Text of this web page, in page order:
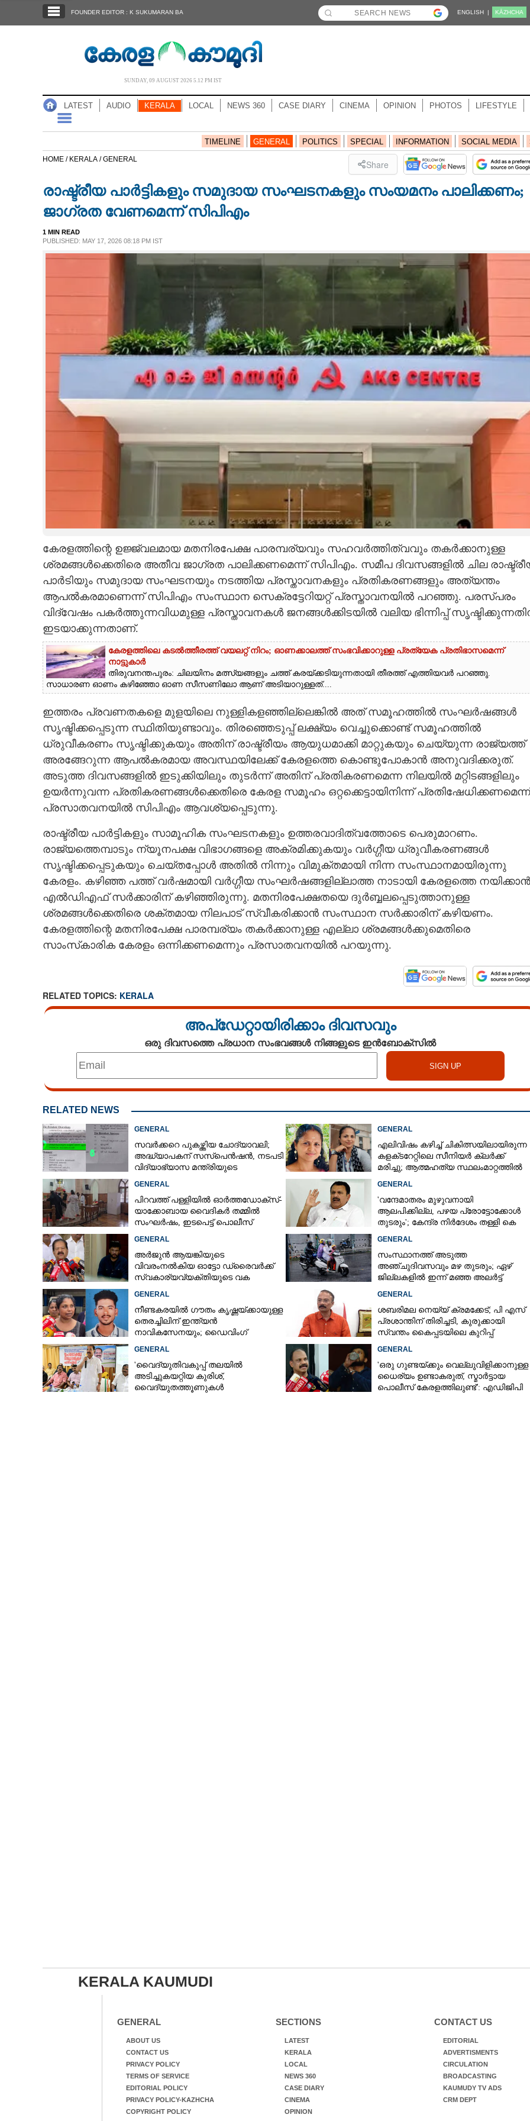
NOTIFIED NEWS
NEWS 360
CASE DIARY
SPIRITUAL
CARTOONS
LITERATURE
CONTACT US
FOUNDER EDITOR : K SUKUMARAN BA ENGLISH | KĀZHCHA
SUNDAY, 09 AUGUST 2026 5.12 PM IST
LATEST AUDIO KERALA LOCAL NEWS 360 CASE DIARY CINEMA OPINION PHOTOS LIFESTYLE
TIMELINE GENERAL POLITICS SPECIAL INFORMATION SOCIAL MEDIA
HOME / KERALA /GENERAL Share
രാഷ്ട്രീയ പാര്‍ട്ടികളും സമുദായ സംഘടനകളും സംയമനം പാലിക്കണം;
ജാഗ്രത വേണമെന്ന് സിപിഎം
1 MIN READ
PUBLISHED: MAY 17, 2026 08:18 PM IST
കേരളത്തിന്റെ ഉജ്ജ്വലമായ മതനിരപേക്ഷ പാരമ്പര്യവും സഹവര്‍ത്തിത്വവും തകര്‍ക്കാനുള്ള
ശ്രമങ്ങള്‍ക്കെതിരെ അതീവ ജാഗ്രത പാലിക്കണമെന്ന് സിപിഎം. സമീപ ദിവസങ്ങളില്‍ ചില
പാര്‍ടിയും സമുദായ സംഘടനയും നടത്തിയ പ്രസ്താവനകളും പ്രതികരണങ്ങളും അത്യന്തം
ആപല്‍കരമാണെന്ന് സിപിഎം സംസ്ഥാന സെക്രട്ടേറിയറ്റ് പ്രസ്താവനയില്‍ പറഞ്ഞു. പരസ്പരം
വിദ്വേഷം പകര്‍ത്തുന്നവിധമുള്ള പ്രസ്താവനകള്‍ ജനങ്ങള്‍ക്കിടയില്‍ വലിയ ഭിന്നിപ്പ്
ഇടയാക്കുന്നതാണ്.
കേരളത്തിലെ കടൽത്തീരത്ത് വയലറ്റ് നിറം; ഓണക്കാലത്ത് സംഭവിക്കാറുള്ള പ്രത്യേക പ്രതിഭാസമെന്ന്
നാട്ടുകാർ
തിരുവനന്തപുരം: ചിലയിനം മത്സ്യങ്ങളും ചത്ത് കരയ്‌ക്കടിയുന്നതായി തീരത്ത് എത്തിയവർ പറഞ്ഞു.
സാധാരണ ഓണം കഴിഞ്ഞോ ഓണ സീസണിലോ ആണ് അടിയാറുള്ളത്....
ഇത്തരം പ്രവണതകളെ മുളയിലെ നുള്ളികളഞ്ഞില്ലെങ്കില്‍ അത് സമൂഹത്തില്‍ സംഘര്‍ഷങ്ങള്‍
സൃഷ്ടിക്കപ്പെടുന്ന സ്ഥിതിയുണ്ടാവും. തിരഞ്ഞെടുപ്പ് ലക്ഷ്യം വെച്ചുക്കൊണ്ട് സമൂഹത്തില്‍
ധ്രുവീകരണം സൃഷ്ടിക്കുകയും അതിന് രാഷ്ട്രീയം ആയുധമാക്കി മാറ്റുകയും ചെയ്യുന്ന രാജ്യത്ത്
അരങ്ങേറുന്ന ആപല്‍കരമായ അവസ്ഥയിലേക്ക് കേരളത്തെ കൊണ്ടുപോകാന്‍ അനുവദിക്കരുത്.
അടുത്ത ദിവസങ്ങളില്‍ ഇടുക്കിയിലും തുടര്‍ന്ന് അതിന് പ്രതികരണമെന്ന നിലയില്‍ മറ്റിടങ്ങളിലും
ഉയര്‍ന്നുവന്ന പ്രതികരണങ്ങള്‍ക്കെതിരെ കേരള സമൂഹം ഒറ്റക്കെട്ടായിനിന്ന് പ്രതിഷേധിക്കണമെന്ന്
പ്രസാതവനയില്‍ സിപിഎം ആവശ്യപ്പെടുന്നു.
രാഷ്ട്രീയ പാര്‍ട്ടികളും സാമൂഹിക സംഘടനകളും ഉത്തരവാദിത്വത്തോടെ പെരുമാറണം.
രാജ്യത്തെമ്പാടും ന്യൂനപക്ഷ വിഭാഗങ്ങളെ അക്രമിക്കുകയും വര്‍ഗ്ഗീയ ധ്രുവീകരണങ്ങള്‍
സൃഷ്ടിക്കപ്പെടുകയും ചെയ്തപ്പോള്‍ അതില്‍ നിന്നും വിമുക്തമായി നിന്ന സംസ്ഥാനമായിരുന്നു
കേരളം. കഴിഞ്ഞ പത്ത് വര്‍ഷമായി വര്‍ഗ്ഗീയ സംഘര്‍ഷങ്ങളില്ലാത്ത നാടായി കേരളത്തെ നയിക്കാന്‍
എല്‍ഡിഎഫ് സര്‍ക്കാരിന് കഴിഞ്ഞിരുന്നു. മതനിരപേക്ഷതയെ ദുര്‍ബ്ബലപ്പെടുത്താനുള്ള
ശ്രമങ്ങള്‍ക്കെതിരെ ശക്തമായ നിലപാട് സ്വീകരിക്കാന്‍ സംസ്ഥാന സര്‍ക്കാരിന് കഴിയണം.
കേരളത്തിന്റെ മതനിരപേക്ഷ പാരമ്പര്യം തകര്‍ക്കാനുള്ള എല്ലാ ശ്രമങ്ങള്‍ക്കുമെതിരെ
സാംസ്‌കാരിക കേരളം ഒന്നിക്കണമെന്നും പ്രസാതവനയില്‍ പറയുന്നു.
RELATED TOPICS: KERALA
അപ്ഡേറ്റായിരിക്കാം ദിവസവും
ഒരു ദിവസത്തെ പ്രധാന സംഭവങ്ങൾ നിങ്ങളുടെ ഇൻബോക്സിൽ
RELATED NEWS
GENERAL
സവർക്കറെ പുകഴ്ത്തിയ ചോദ്യാവലി;
അദ്ധ്യാപകന് സസ്‌പെൻഷൻ, നടപടി
വിദ്യാഭ്യാസ മന്ത്രിയുടെ
GENERAL
എലിവിഷം കഴിച്ച് ചികിത്സയിലായിരുന്ന
കളക്‌ടറേറ്റിലെ സീനിയർ ക്ലർക്ക്
മരിച്ചു; ആത്മഹത്യ സ്ഥലംമാറ്റത്തിൽ
GENERAL
പിറവത്ത് പള്ളിയിൽ ഓർത്തഡോക്സ്-
യാക്കോബായ വൈദികർ തമ്മിൽ
സംഘർഷം, ഇടപെട്ട് പൊലീസ്
GENERAL
'വന്ദേമാതരം മുഴുവനായി
ആലപിക്കില്ല, പഴയ പ്രോട്ടോക്കോൾ
തുടരും'; കേന്ദ്ര നിർദേശം തള്ളി കെ
GENERAL
അർജുൻ ആയങ്കിയുടെ
വിവരംനൽകിയ ഓട്ടോ ഡ്രൈവർക്ക്
സ്വകാര്യവ്യക്തിയുടെ വക
GENERAL
സംസ്ഥാനത്ത് അടുത്ത
അ‌ഞ്ചുദിവസവും മഴ തുടരും; ഏഴ്
ജില്ലകളിൽ ഇന്ന് മഞ്ഞ അലർട്ട്
GENERAL
നീണ്ടകരയിൽ ഗൗതം കൃഷ്ണയ്ക്കായുള്ള
തെരച്ചിലിന് ഇന്ത്യൻ
നാവികസേനയും; ഡൈവിംഗ്
GENERAL
ശബരിമല നെയ്യ് ക്രമക്കേട്; പി എസ്
പ്രശാന്തിന് തിരിച്ചടി, കുരുക്കായി
സ്വന്തം കൈപ്പടയിലെ കുറിപ്പ്
GENERAL
'വൈദ്യുതിവകുപ്പ് തലയിൽ
അടിച്ചുകയറ്റിയ കുരിശ്‌,
വൈദ്യുതത്തൂണുകൾ
GENERAL
'ഒരു ഗുണ്ടയ്ക്കും വെല്ലുവിളിക്കാനുള്ള
ധൈര്യം ഉണ്ടാകരുത്, സ്മാർട്ടായ
പൊലീസ് കേരളത്തിലുണ്ട്': എഡിജിപി
KERALA KAUMUDI
GENERAL
ABOUT US
CONTACT US
PRIVACY POLICY
TERMS OF SERVICE
EDITORIAL POLICY
PRIVACY POLICY-KAZHCHA
COPYRIGHT POLICY
SECTIONS
LATEST
KERALA
LOCAL
NEWS 360
CASE DIARY
CINEMA
OPINION
CONTACT US
EDITORIAL
ADVERTISMENTS
CIRCULATION
BROADCASTING
KAUMUDY TV ADS
CRM DEPT
രാഷ്ട്രീയ പാര്‍ട്ടികളും സമുദായ
സംഘടനകളും സംയമനം പാലിക്കണം;
ജാഗ്രത വേണമെന്ന് സിപിഎം